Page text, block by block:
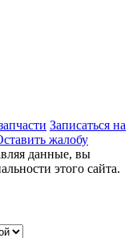
Записаться на
жалобу
данные, вы
этого сайта.